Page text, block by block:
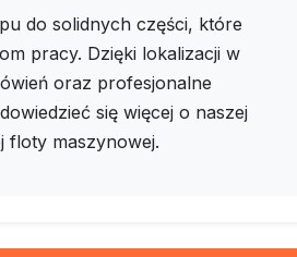
do solidnych części, które
pracy. Dzięki lokalizacji w
oraz profesjonalne
się więcej o naszej
floty maszynowej.